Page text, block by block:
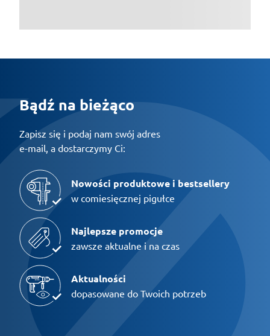
Bądź na bieżąco
Zapisz się i podaj nam swój adres
e-mail, a dostarczymy Ci:
Nowości produktowe i bestsellery
w comiesięcznej pigułce
Najlepsze promocje
zawsze aktualne i na czas
Aktualności
dopasowane do Twoich potrzeb